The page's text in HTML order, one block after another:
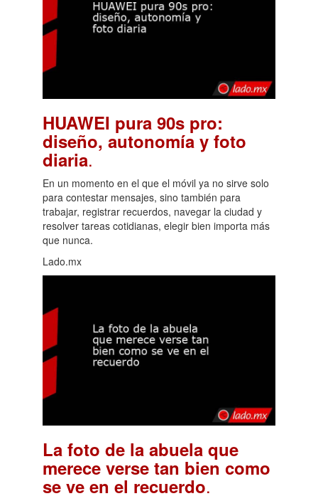
HUAWEI pura 90s pro:
diseño, autonomía y foto
diaria.
En un momento en el que el móvil ya no sirve solo
para contestar mensajes, sino también para
trabajar, registrar recuerdos, navegar la ciudad y
resolver tareas cotidianas, elegir bien importa más
que nunca.
Lado.mx
La foto de la abuela que
merece verse tan bien como
se ve en el recuerdo.